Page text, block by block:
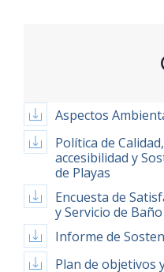
Aspectos
Política de
accesibilidad y
de Playas
Encuesta de
y Servicio de
Informe de
Plan de objetivos